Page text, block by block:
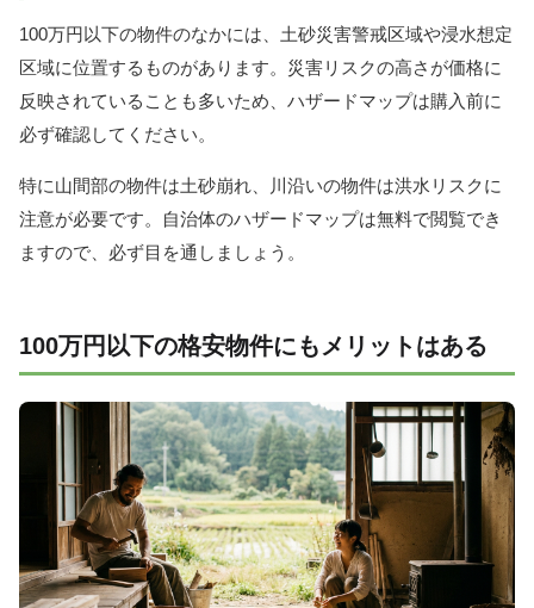
100万円以下の物件のなかには、土砂災害警戒区域や浸水想定
区域に位置するものがあります。災害リスクの高さが価格に
反映されていることも多いため、ハザードマップは購入前に
必ず確認してください。
特に山間部の物件は土砂崩れ、川沿いの物件は洪水リスクに
注意が必要です。自治体のハザードマップは無料で閲覧でき
ますので、必ず目を通しましょう。
100万円以下の格安物件にもメリットはある